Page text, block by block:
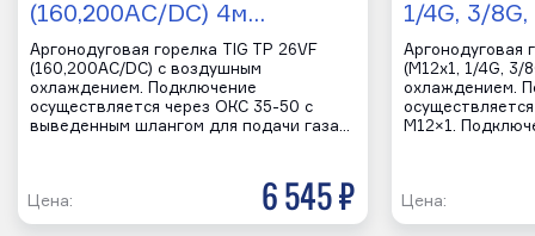
(160,200AC/DC) 4м…
Аргонодуговая горелка TIG TP 26VF
(160,200AC/DC) с воздушным
охлаждением. Подключение
осуществляется через ОКС 35-50 с
выведенным шлангом для подачи газа…
Цена: 6 545 р
1/4G, 3/
Аргонодуговая
(M12x1, 1/4G, 3/
охлаждением.
M12×1.
Цена: